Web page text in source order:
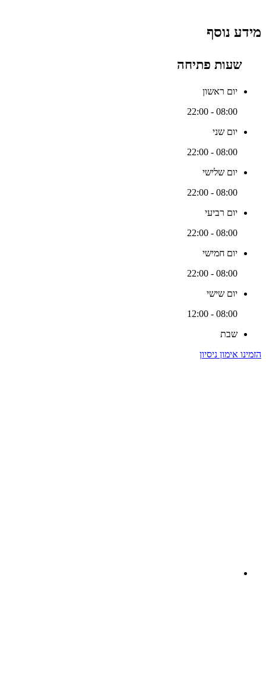
מידע נוסף
שעות פתיחה
יום ראשון
08:00 - 22:00
יום שני
08:00 - 22:00
יום שלישי
08:00 - 22:00
יום רביעי
08:00 - 22:00
יום חמישי
08:00 - 22:00
יום שישי
08:00 - 12:00
שבת
הזמינו אימון ניסיון